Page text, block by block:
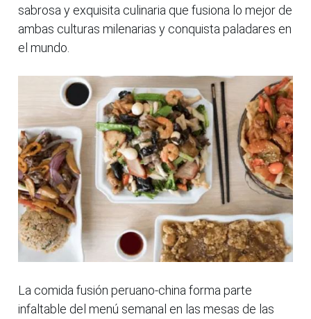
sabrosa y exquisita culinaria que fusiona lo mejor de
ambas culturas milenarias y conquista paladares en
el mundo.
La comida fusión peruano-china forma parte
infaltable del menú semanal en las mesas de las